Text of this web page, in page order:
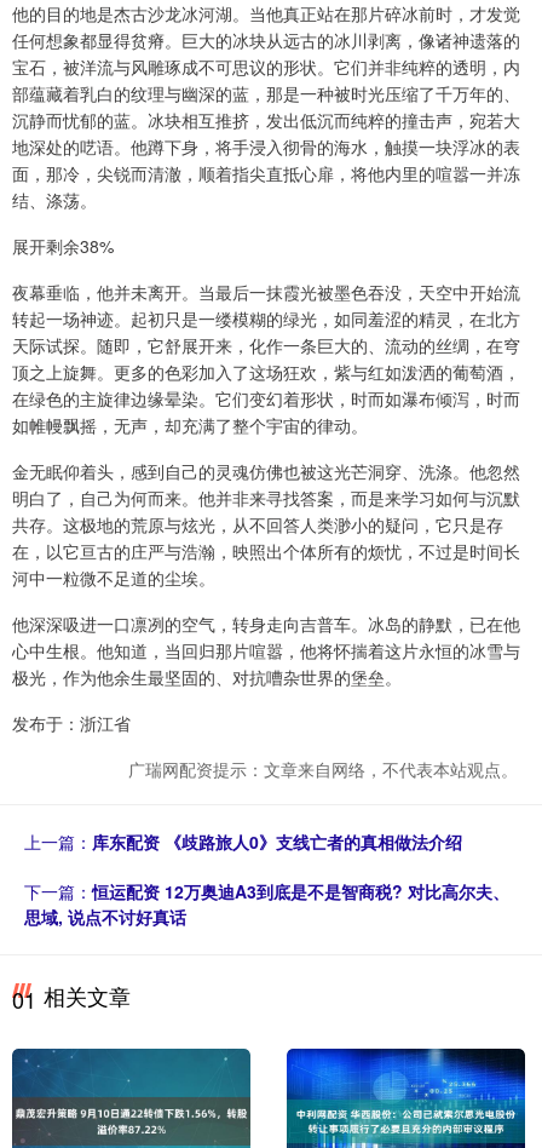
他的目的地是杰古沙龙冰河湖。当他真正站在那片碎冰前时，才发觉
任何想象都显得贫瘠。巨大的冰块从远古的冰川剥离，像诸神遗落的
宝石，被洋流与风雕琢成不可思议的形状。它们并非纯粹的透明，内
部蕴藏着乳白的纹理与幽深的蓝，那是一种被时光压缩了千万年的、
沉静而忧郁的蓝。冰块相互推挤，发出低沉而纯粹的撞击声，宛若大
地深处的呓语。他蹲下身，将手浸入彻骨的海水，触摸一块浮冰的表
面，那冷，尖锐而清澈，顺着指尖直抵心扉，将他内里的喧嚣一并冻
结、涤荡。
展开剩余38%
夜幕垂临，他并未离开。当最后一抹霞光被墨色吞没，天空中开始流
转起一场神迹。起初只是一缕模糊的绿光，如同羞涩的精灵，在北方
天际试探。随即，它舒展开来，化作一条巨大的、流动的丝绸，在穹
顶之上旋舞。更多的色彩加入了这场狂欢，紫与红如泼洒的葡萄酒，
在绿色的主旋律边缘晕染。它们变幻着形状，时而如瀑布倾泻，时而
如帷幔飘摇，无声，却充满了整个宇宙的律动。
金无眠仰着头，感到自己的灵魂仿佛也被这光芒洞穿、洗涤。他忽然
明白了，自己为何而来。他并非来寻找答案，而是来学习如何与沉默
共存。这极地的荒原与炫光，从不回答人类渺小的疑问，它只是存
在，以它亘古的庄严与浩瀚，映照出个体所有的烦忧，不过是时间长
河中一粒微不足道的尘埃。
他深深吸进一口凛冽的空气，转身走向吉普车。冰岛的静默，已在他
心中生根。他知道，当回归那片喧嚣，他将怀揣着这片永恒的冰雪与
极光，作为他余生最坚固的、对抗嘈杂世界的堡垒。
发布于：浙江省
广瑞网配资提示：文章来自网络，不代表本站观点。
上一篇： 库东配资 《歧路旅人0》支线亡者的真相做法介绍
下一篇：恒运配资 12万奥迪A3到底是不是智商税? 对比高尔夫、
思域, 说点不讨好真话
01 相关文章